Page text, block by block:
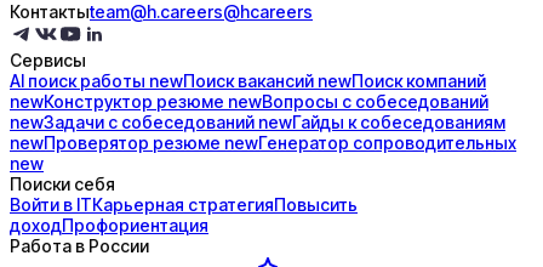
Контактыteam@h.careers@hcareers
Сервисы
AI поискработы newПоисквакансий newПоисккомпаний
newКонструктор резюме newВопросы с собеседований
newЗадачи с собеседований newГайды ксобеседованиям
newПроверятор резюме newГенератор сопроводительных
new
Поиски себя
Войти в ITКарьерная стратегияПовысить
доходПрофориентация
Работа в России